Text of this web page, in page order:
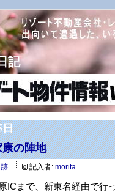
記
の陣地
記入者: morita
ICまで、新東名経由で行